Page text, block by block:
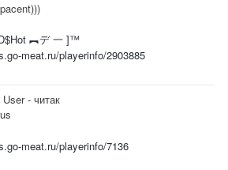
︻デ 一 ]™
meat.ru/playerinfo/2903885
- читак
meat.ru/playerinfo/7136